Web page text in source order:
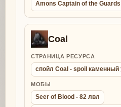
Amons Captain of the
Coal
СТРАНИЦА РЕСУРСА
спойл Coal - spoil каменный
МОБЫ
Seer of Blood - 82 лвл